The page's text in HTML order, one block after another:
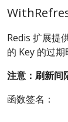
Redis 扩展提
的 Key 的过期
注意：刷新间
函数签名：